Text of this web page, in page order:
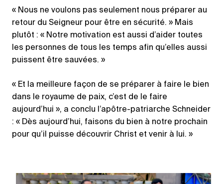
« Nous ne voulons pas seulement nous préparer au
retour du Seigneur pour être en sécurité. » Mais
plutôt : « Notre motivation est aussi d’aider toutes
les personnes de tous les temps afin qu’elles aussi
puissent être sauvées. »
« Et la meilleure façon de se préparer à faire le bien
dans le royaume de paix, c’est de le faire
aujourd’hui », a conclu l’apôtre-patriarche Schneider
: « Dès aujourd’hui, faisons du bien à notre prochain
pour qu’il puisse découvrir Christ et venir à lui. »